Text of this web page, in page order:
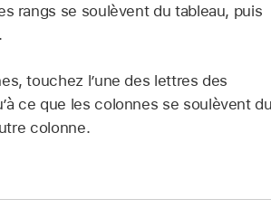
rangs se soulèvent du tableau, puis
touchez l’une des lettres des
ce que les colonnes se soulèvent du
colonne.